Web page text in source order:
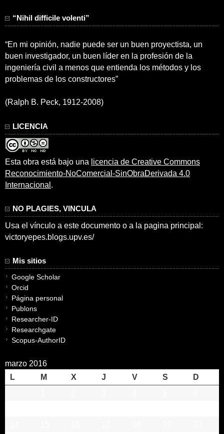
“Nihil difficile volenti”
“En mi opinión, nadie puede ser un buen proyectista, un
buen investigador, un buen líder en la profesión de la
ingeniería civil a menos que entienda los métodos y los
problemas de los constructores”
(Ralph B. Peck, 1912-2008)
LICENCIA
Esta obra está bajo una licencia de Creative Commons
Reconocimiento-NoComercial-SinObraDerivada 4.0
Internacional .
NO PLAGIES, VINCULA
Usa el vínculo a este documento o a la pagina principal:
victoryepes.blogs.upv.es/
Mis sitios
Google Scholar
Orcid
Página personal
Publons
Researcher-ID
Researchgate
Scopus-AuthorID
marzo 2016
L
M X J V S
D